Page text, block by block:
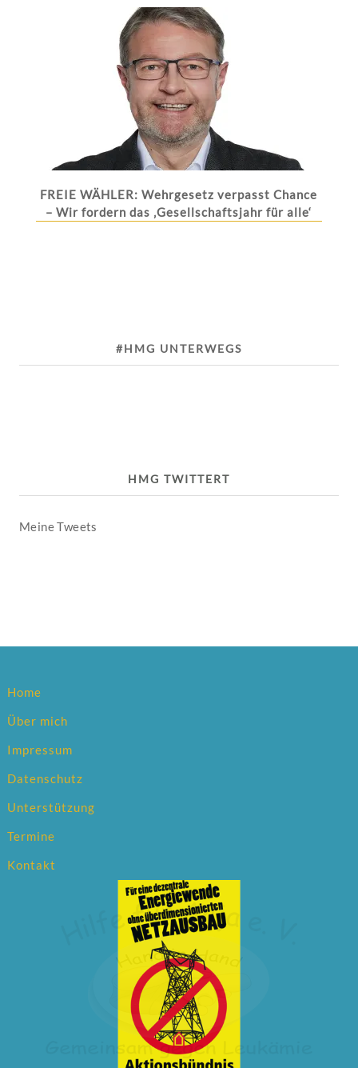
FREIE WÄHLER: Wehrgesetz verpasst Chance
– Wir fordern das ‚Gesellschaftsjahr für alle‘
#HMG UNTERWEGS
HMG TWITTERT
Meine Tweets
Home
Über mich
Impressum
Datenschutz
Unterstützung
Termine
Kontakt